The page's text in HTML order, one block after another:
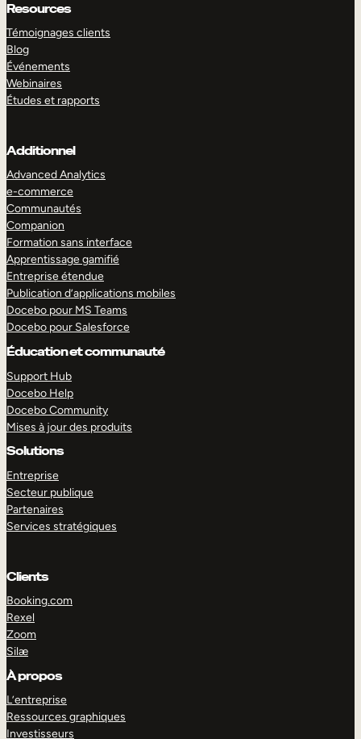
Resources
Témoignages clients
Blog
Événements
Webinaires
Études et rapports
Additionnel
Advanced Analytics
e-commerce
Communautés
Companion
Formation sans interface
Apprentissage gamifié
Entreprise étendue
Publication d’applications mobiles
Docebo pour MS Teams
Docebo pour Salesforce
Éducation et communauté
Support Hub
Docebo Help
Docebo Community
Mises à jour des produits
Solutions
Entreprise
Secteur publique
Partenaires
Services stratégiques
Clients
Booking.com
Rexel
Zoom
Silæ
À propos
L’entreprise
Ressources graphiques
Investisseurs